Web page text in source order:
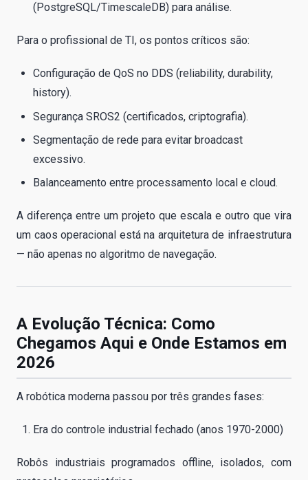
(PostgreSQL/TimescaleDB) para análise.
Para o profissional de TI, os pontos críticos são:
Configuração de QoS no DDS (reliability, durability,
history).
Segurança SROS2 (certificados, criptografia).
Segmentação de rede para evitar broadcast
excessivo.
Balanceamento entre processamento local e cloud.
A diferença entre um projeto que escala e outro que vira
um caos operacional está na arquitetura de infraestrutura
— não apenas no algoritmo de navegação.
A Evolução Técnica: Como
Chegamos Aqui e Onde Estamos em
2026
A robótica moderna passou por três grandes fases:
Era do controle industrial fechado (anos 1970-2000)
Robôs industriais programados offline, isolados, com